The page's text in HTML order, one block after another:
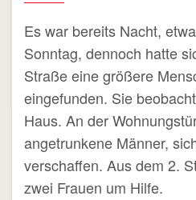
Es war bereits Nacht,
Sonntag, dennoch hatte
Straße eine größere
eingefunden. Sie
Haus. An der
angetrunkene Männer,
verschaffen. Aus dem 2.
zwei Frauen um Hilfe.